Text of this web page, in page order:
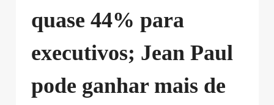
quase 44% para
executivos; Jean Paul
pode ganhar mais de